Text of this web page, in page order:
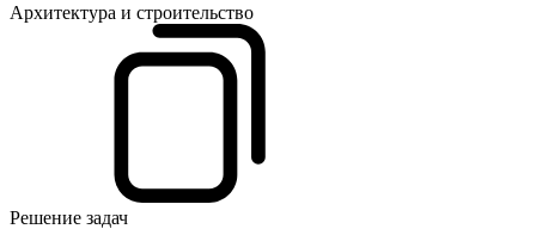
Архитектура и строительство
Решение задач